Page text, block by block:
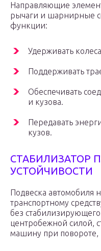
Направляющие
рычаги и шарнирные
функции:
Удерживать
Поддерживать
Обеспечивать
и кузова.
Передавать
кузов.
СТАБИЛИЗАТОР
УСТОЙЧИВОСТИ
Подвеска автомобиля
транспортному
без стабилизирующего
центробежной силой,
машину при повороте,